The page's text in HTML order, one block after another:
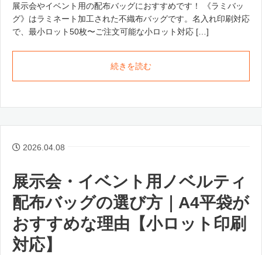
展示会やイベント用の配布バッグにおすすめです！ 《ラミバッ
グ》はラミネート加工された不織布バッグです。名入れ印刷対応
で、最小ロット50枚〜ご注文可能な小ロット対応 […]
続きを読む
2026.04.08
展示会・イベント用ノベルティ
配布バッグの選び方｜A4平袋が
おすすめな理由【小ロット印刷
対応】